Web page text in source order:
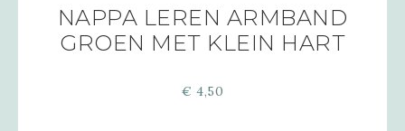
NAPPA LEREN ARMBAND
GROEN MET KLEIN HART
€ 4,50